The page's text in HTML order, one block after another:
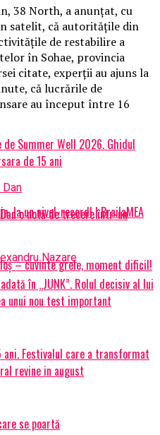
38 North, a anunțat, cu
satelit, că autoritățile din
de restabilire a
în Sohae, provincia
citate, experții au ajuns la
că lucrările de
au început între 16
la un nivel-record! | BrailaMEA
– cuvinte grele, moment dificil!
Summer Well 2026. Ghidul
de 15 ani
o notă de trecere într-un
în „JUNK”. Rolul decisiv al lui
unui nou test important
ani. Festivalul care a transformat
revine in august
se poartă